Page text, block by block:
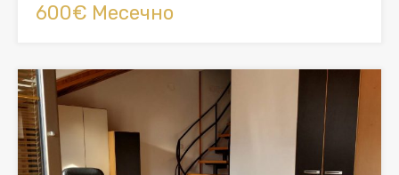
600€ Месечно